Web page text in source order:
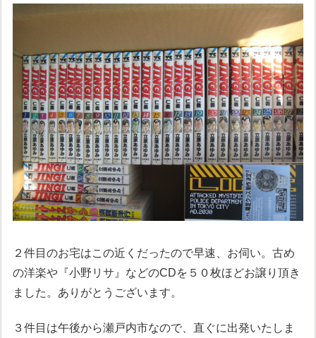
２件目のお宅はこの近くだったので早速、お伺い。古め
の洋楽や『小野リサ』などのCDを５０枚ほどお譲り頂き
ました。ありがとうございます。
３件目は午後から瀬戸内市なので、直ぐに出発いたしま